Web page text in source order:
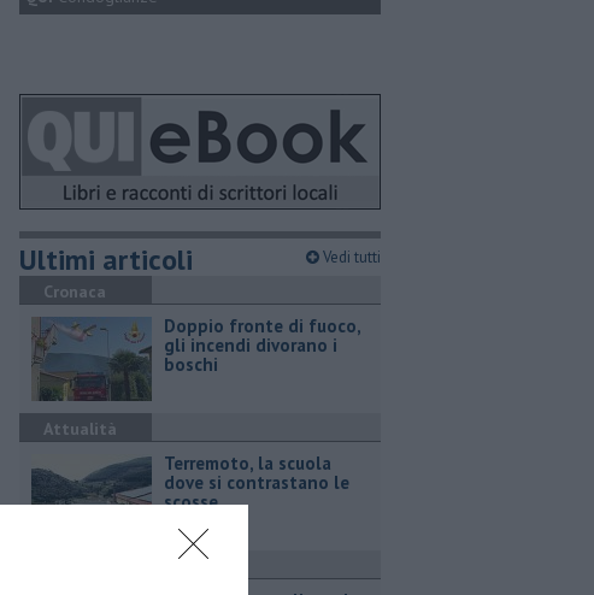
Ultimi articoli Vedi tutti
Cronaca
Doppio fronte di fuoco,
gli incendi divorano i
boschi
Attualità
Terremoto, la scuola
dove si contrastano le
scosse